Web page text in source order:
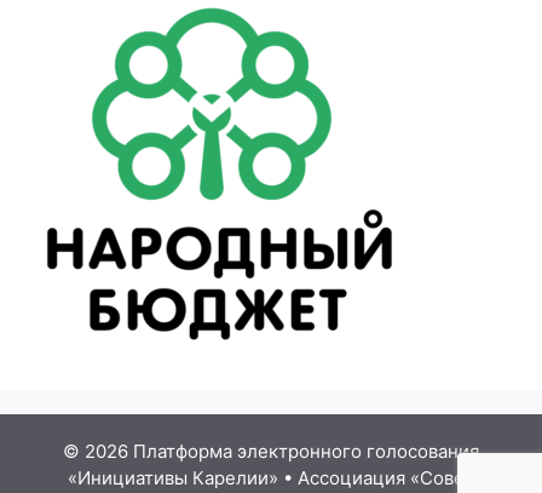
© 2026 Платформа электронного голосования
«Инициативы Карелии» • Ассоциация «Совет